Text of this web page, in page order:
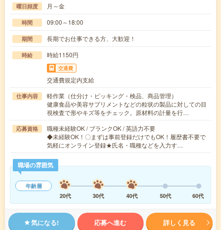
曜日頻度 月～金
時間 09:00～18:00
期間 長期でお仕事できる方、大歓迎！
時給 時給1150円
交通費
交通費規定内支給
仕事内容
軽作業（仕分け・ピッキング・検品、商品管理）
健康食品や美容サプリメントなどの粒状の製品に対しての目
視検査で形やキズ等をチェック。原材料の計量を行…
応募資格
職種未経験OK / ブランクOK / 英語力不要
◆未経験OK！〇まずは事前登録だけでもOK！履歴書不要で
気軽にオンライン登録★氏名・職種などを入力す…
職場の雰囲気
年齢層
20代
30代 40代 50代 60代
気になる! 応募へ進む 詳しく見る